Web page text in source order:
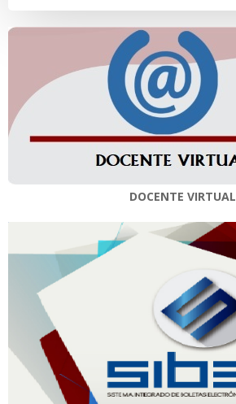
DOCENTE VIRTUAL